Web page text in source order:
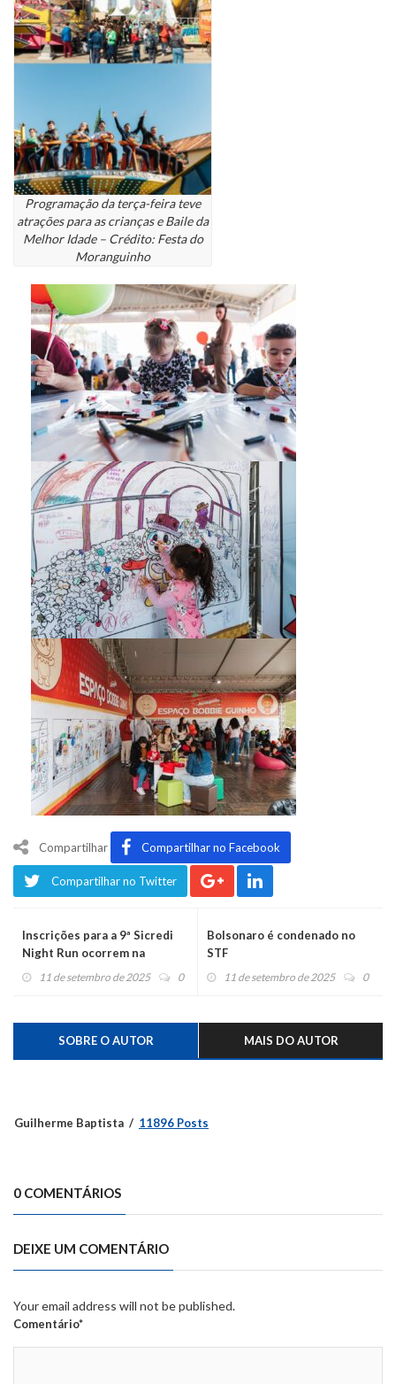
Programação da terça-feira teve
atrações para as crianças e Baile da
Melhor Idade – Crédito: Festa do
Moranguinho
Compartilhar Compartilhar no Facebook
Compartilhar no Twitter
Inscrições para a 9ª Sicredi
Night Run ocorrem na
próxima semana
11 de setembro de 2025 0
Bolsonaro é condenado no
STF
11 de setembro de 2025 0
SOBRE O AUTOR MAIS DO AUTOR
Guilherme Baptista 11896 Posts
0 COMENTÁRIOS
DEIXE UM COMENTÁRIO
Your email address will not be published.
Comentário*